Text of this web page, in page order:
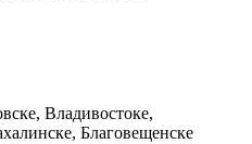
Владивостоке,
Благовещенске